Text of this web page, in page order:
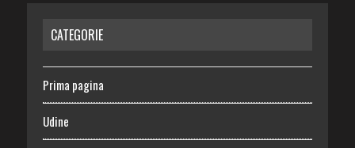
CATEGORIE
Prima pagina
Udine